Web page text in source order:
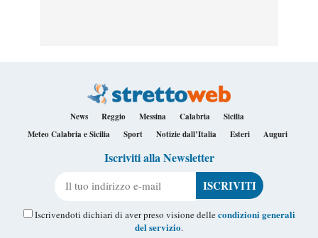
News Reggio Messina Calabria
Sicilia
Meteo Calabria e Sicilia
Sport Notizie dall’Italia Esteri Auguri
Iscriviti alla Newsletter
Iscrivendoti dichiari di aver preso visione dellecondizioni generali
del servizio.